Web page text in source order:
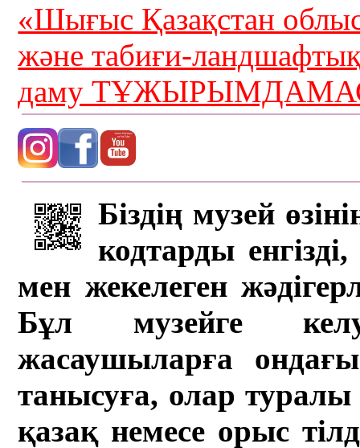
«Шығыс Қазақстан
және табиғи-
даму
Біздің музей
кодтарды
мен жекелеген
Бұл музейге
жасаушыларға
танысуға, олар туралы
қазақ немесе орыс